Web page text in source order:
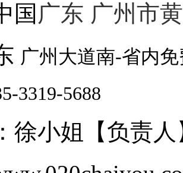
国 广东 广州市
广州大道南-省内
3319-5688
徐小姐【负责人